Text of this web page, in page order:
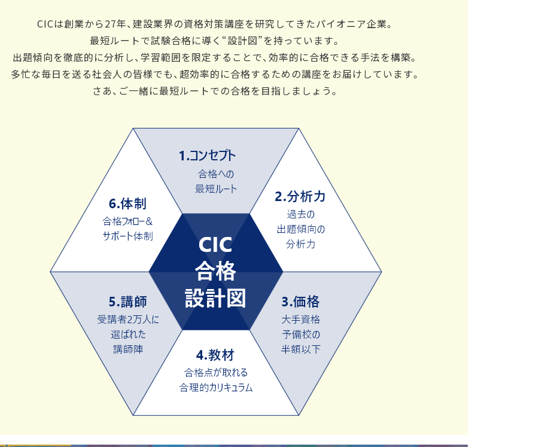
CICは創業から27年、建設業界の資格対策講座を研究してきたパイオニア企業。
最短ルートで試験合格に導く“設計図”を持っています。
出題傾向を徹底的に分析し、学習範囲を限定することで、効率的に合格できる手法を構築。
多忙な毎日を送る社会人の皆様でも、超効率的に合格するための講座をお届けしています。
さあ、ご一緒に最短ルートでの合格を目指しましょう。